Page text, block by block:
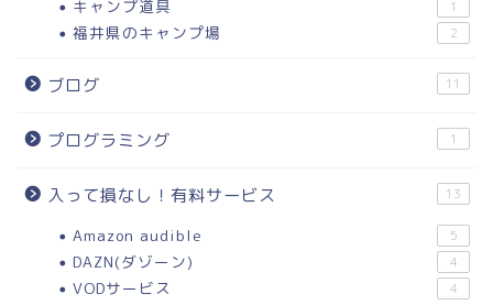
キャンプ道具 1
福井県のキャンプ場 2
ブログ 11
プログラミング 1
入って損なし！有料サービス 13
Amazon audible 5
DAZN(ダゾーン) 4
VODサービス 4